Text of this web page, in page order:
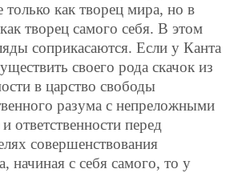
только как творец мира, но в
творец самого себя. В этом
соприкасаются. Если у Канта
своего рода скачок из
в царство свободы
разума с непреложными
ответственности перед
совершенствования
начиная с себя самого, то у